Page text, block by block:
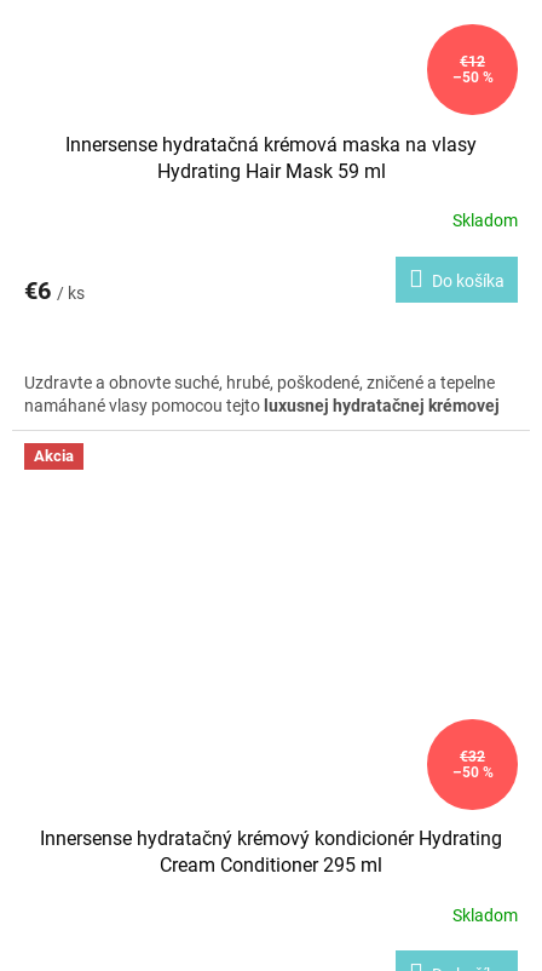
€12
–50 %
Innersense hydratačná krémová maska na vlasy
Hydrating Hair Mask 59 ml
Skladom
€6 / ks
Do košíka
Uzdravte a obnovte suché, hrubé, poškodené, zničené a tepelne
namáhané vlasy pomocou tejtoluxusnej hydratačnej krémovej
masky. Je vytvorená z kvalitných organických surovín. Je priam
zázrakom a pohladením pre dehydrované vlasy
konzistenciu, dobre k vlasom priĺne a dokonale ich vyživí.
Akcia
€32
–50 %
Innersense hydratačný krémový kondicionér Hydrating
Cream Conditioner 295 ml
Skladom